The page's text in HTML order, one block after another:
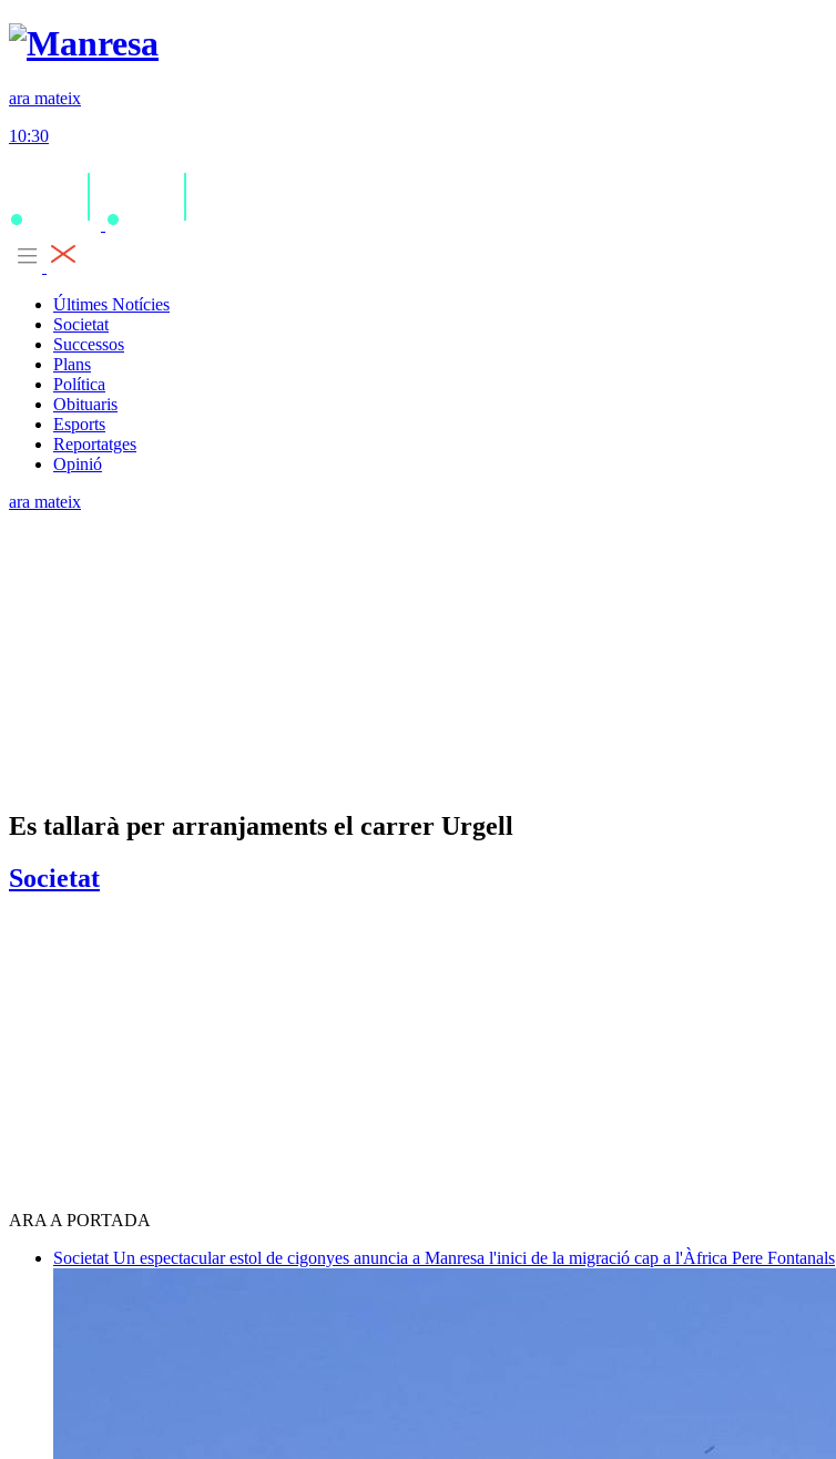
ara mateix
10:30
Últimes Notícies
Societat
Successos
Plans
Política
Obituaris
Esports
Reportatges
Opinió
ara mateix
Es tallarà per arranjaments el carrer Urgell
Societat
ARA A PORTADA
Societat Un espectacular estol de cigonyes anuncia a Manresa l'inici de la migració cap a l'Àfrica Pere Fontanals